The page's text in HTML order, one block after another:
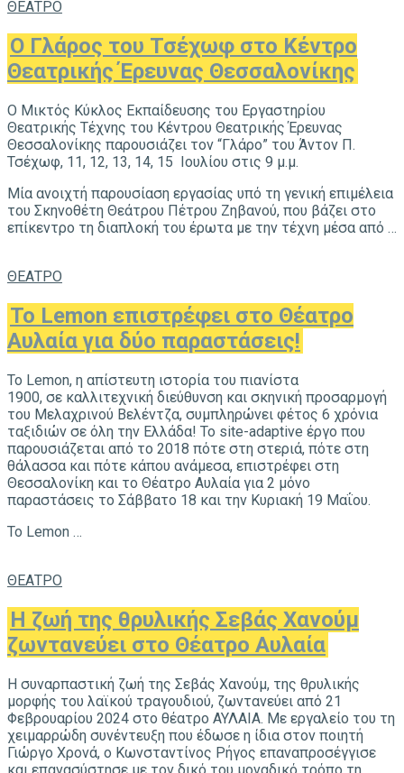
ΘΕΑΤΡΟ
Ο Γλάρος του Τσέχωφ στο Κέντρο
Θεατρικής Έρευνας Θεσσαλονίκης
Ο Μικτός Κύκλος Εκπαίδευσης του Εργαστηρίου
Θεατρικής Τέχνης του Κέντρου Θεατρικής Έρευνας
Θεσσαλονίκης παρουσιάζει τον “Γλάρο” του Άντον Π.
Τσέχωφ, 11, 12, 13, 14, 15 Ιουλίου στις 9 μ.μ.
Μία ανοιχτή παρουσίαση εργασίας υπό τη γενική επιμέλεια
του Σκηνοθέτη Θεάτρου Πέτρου Ζηβανού, που βάζει στο
επίκεντρο τη διαπλοκή του έρωτα με την τέχνη μέσα από …
ΘΕΑΤΡΟ
Το Lemon επιστρέφει στο Θέατρο
Αυλαία για δύο παραστάσεις!
Το Lemon, η απίστευτη ιστορία του πιανίστα
1900, σε καλλιτεχνική διεύθυνση και σκηνική προσαρμογή
του Μελαχρινού Βελέντζα, συμπληρώνει φέτος 6 χρόνια
ταξιδιών σε όλη την Ελλάδα! Το site-adaptive έργο που
παρουσιάζεται από το 2018 πότε στη στεριά, πότε στη
θάλασσα και πότε κάπου ανάμεσα, επιστρέφει στη
Θεσσαλονίκη και το Θέατρο Αυλαία για 2 μόνο
παραστάσεις το Σάββατο 18 και την Κυριακή 19 Μαΐου.
Το Lemon …
ΘΕΑΤΡΟ
Η ζωή της θρυλικής Σεβάς Χανούμ
ζωντανεύει στο Θέατρο Αυλαία
Η συναρπαστική ζωή της Σεβάς Χανούμ, της θρυλικής
μορφής του λαϊκού τραγουδιού, ζωντανεύει από 21
Φεβρουαρίου 2024 στο θέατρο ΑΥΛΑΙΑ. Με εργαλείο του τη
χειμαρρώδη συνέντευξη που έδωσε η ίδια στον ποιητή
Γιώργο Χρονά, ο Κωνσταντίνος Ρήγος επαναπροσέγγισε
και επανασύστησε με τον δικό του μοναδικό τρόπο τη